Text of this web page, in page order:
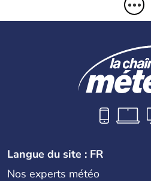
Langue du site : FR
Nos experts météo